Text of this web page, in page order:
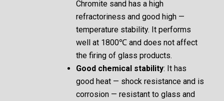
Chromite sand has a high
refractoriness and good high —
temperature stability. It performs
well at 1800℃ and does not affect
the firing of glass products.
Good chemical stability: It has
good heat — shock resistance and is
corrosion — resistant to glass and